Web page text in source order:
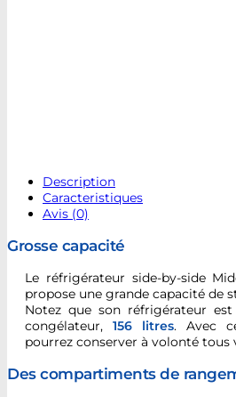
Description
Caracteristiques
Avis (0)
Grosse capacité
Le réfrigérateur side-by-side
propose une grande capacité de
Notez que son réfrigérateur
congélateur, 156 litres. Avec
pourrez conserver à volonté tous
Des compartiments de